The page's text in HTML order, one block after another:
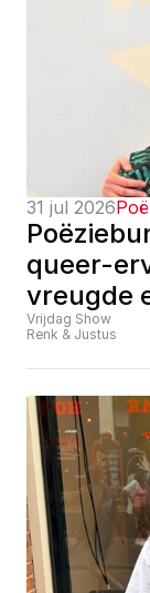
31 jul 2026
queer-
vreugde
Vrijdag Show
Renk & Justus